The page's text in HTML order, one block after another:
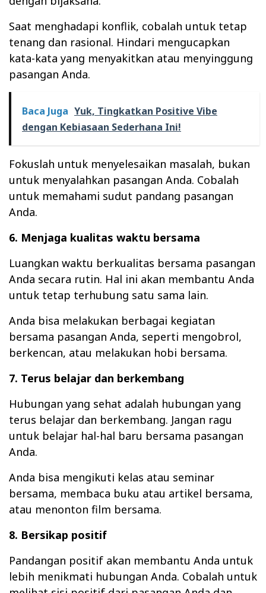
Saat menghadapi konflik, cobalah untuk tetap
tenang dan rasional. Hindari mengucapkan
kata-kata yang menyakitkan atau menyinggung
pasangan Anda.
Baca Juga Yuk, Tingkatkan Positive Vibe
dengan Kebiasaan Sederhana Ini!
Fokuslah untuk menyelesaikan masalah, bukan
untuk menyalahkan pasangan Anda. Cobalah
untuk memahami sudut pandang pasangan
Anda.
6. Menjaga kualitas waktu bersama
Luangkan waktu berkualitas bersama pasangan
Anda secara rutin. Hal ini akan membantu Anda
untuk tetap terhubung satu sama lain.
Anda bisa melakukan berbagai kegiatan
bersama pasangan Anda, seperti mengobrol,
berkencan, atau melakukan hobi bersama.
7. Terus belajar dan berkembang
Hubungan yang sehat adalah hubungan yang
terus belajar dan berkembang. Jangan ragu
untuk belajar hal-hal baru bersama pasangan
Anda.
Anda bisa mengikuti kelas atau seminar
bersama, membaca buku atau artikel bersama,
atau menonton film bersama.
8. Bersikap positif
Pandangan positif akan membantu Anda untuk
lebih menikmati hubungan Anda. Cobalah untuk